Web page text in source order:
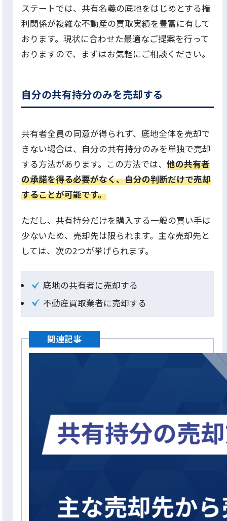
ステートでは、共有名義の底地をはじめとする権
利関係が複雑な不動産の買取実績を豊富に有して
おります。現状に合わせた最適なご提案を行って
おりますので、まずはお気軽にご相談ください。
自分の共有持分のみを売却する
共有者全員の同意が得られず、底地全体を売却で
きない場合は、自分の共有持分のみを単独で売却
する方法があります。この方法では、 他の共有者
の承諾を得る必要がなく、自分の判断だけで売却
することが可能です。
ただし、共有持分だけを購入する一般の買い手は
少ないため、売却先は限られます。主な売却先と
しては、次の2つが挙げられます。
底地の共有者に売却する
不動産買取業者に売却する
関連記事